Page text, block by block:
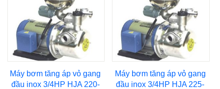
Máy bơm tăng áp vỏ gang
đầu inox 3/4HP HJA 220-
Máy bơm tăng áp vỏ gang
đầu inox 3/4HP HJA 225-